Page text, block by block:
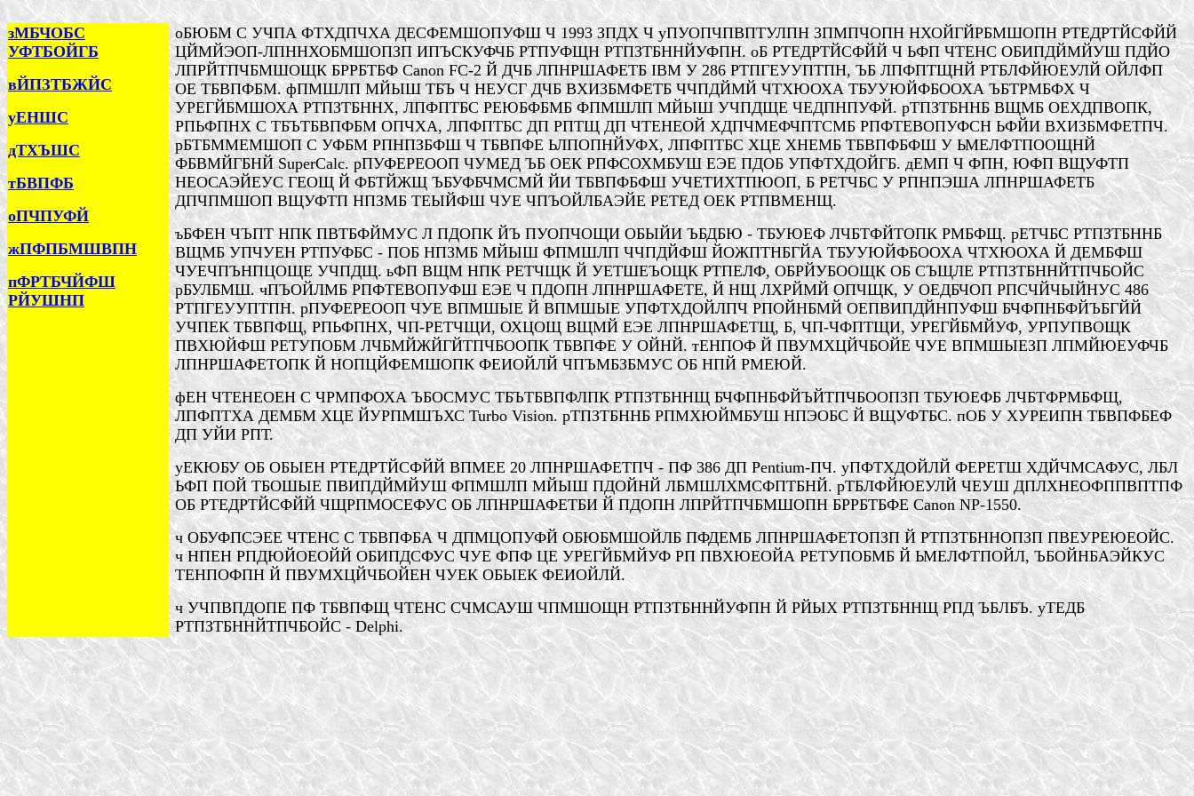
зМБЧОБС
УФТБОЙГБ
вЙПЗТБЖЙС
уЕНШС
дТХЪШС
тБВПФБ
оПЧПУФЙ
жПФПБМШВПН
пФРТБЧЙФШ
РЙУШНП
оБЮБМ С УЧПА ФТХДПЧХА ДЕСФЕМШОПУФШ Ч 1993 ЗПДХ Ч уПУОПЧПВПТУЛПН ЗПМПЧОПН НХОЙГЙРБМШОПН РТЕДРТЙСФЙЙ
ЦЙМЙЭОП-ЛПННХОБМШОПЗП ИПЪСКУФЧБ РТПУФЩН РТПЗТБННЙУФПН. оБ РТЕДРТЙСФЙЙ Ч ЬФП ЧТЕНС ОБИПДЙМЙУШ ПДЙО
ЛПРЙТПЧБМШОЩК БРРБТБФ Canon FC-2 Й ДЧБ ЛПНРШАФЕТБ IBM У 286 РТПГЕУУПТПН, ЪБ ЛПФПТЩНЙ РТБЛФЙЮЕУЛЙ ОЙЛФП
ОЕ ТБВПФБМ. фПМШЛП МЙЫШ ТБЪ Ч НЕУСГДЧБ ВХИЗБМФЕТБ ЧЧПДЙМЙ ЧТХЮОХА ТБУУЮЙФБООХА ЪБТРМБФХ Ч
УРЕГЙБМШОХА РТПЗТБННХ, ЛПФПТБС РЕЮБФБМБФПМШЛП МЙЫШУЧПДЩЕ ЧЕДПНПУФЙ. рТПЗТБННБ ВЩМБ ОЕХДПВОПК,
РПЬФПНХ С ТБЪТБВПФБМ ОПЧХА, ЛПФПТБС ДП РПТЩ ДП ЧТЕНЕОЙ ХДПЧМЕФЧПТСМБ РПФТЕВОПУФСН ЬФЙИ ВХИЗБМФЕТПЧ.
рБТБММЕМШОП С УФБМ РПНПЗБФШ Ч ТБВПФЕ ЬЛПОПНЙУФХ, ЛПФПТБС ХЦЕ ХНЕМБ ТБВПФБФШ У ЬМЕЛФТПООЩНЙ
ФБВМЙГБНЙ SuperCalc. рПУФЕРЕООП ЧУМЕД ЪБ ОЕК РПФСОХМБУШ ЕЭЕ ПДОБ УПФТХДОЙГБ. дЕМП Ч ФПН, ЮФП ВЩУФТП
НЕОСАЭЙЕУС ГЕОЩ Й ФБТЙЖЩ ЪБУФБЧМСМЙ ЙИ ТБВПФБФШ УЧЕТИХТПЮОП, Б РЕТЧБС У РПНПЭША ЛПНРШАФЕТБ
ДПЧПМШОП ВЩУФТП НПЗМБ ТЕЫЙФШ ЧУЕ ЧПЪОЙЛБАЭЙЕ РЕТЕД ОЕК РТПВМЕНЩ.
ъБФЕН ЧЪПТ НПК ПВТБФЙМУС Л ПДОПК ЙЪ ПУОПЧОЩИ ОБЫЙИ ЪБДБЮ - ТБУЮЕФ ЛЧБТФЙТОПК РМБФЩ. рЕТЧБС РТПЗТБННБ
ВЩМБ УПЧУЕН РТПУФБС - ПОБ НПЗМБ МЙЫШ ФПМШЛП ЧЧПДЙФШ ЙОЖПТНБГЙА ТБУУЮЙФБООХА ЧТХЮОХА Й ДЕМБФШ
ЧУЕЧПЪНПЦОЩЕ УЧПДЩ. ьФП ВЩМ НПК РЕТЧЩК Й УЕТШЕЪОЩК РТПЕЛФ, ОБРЙУБООЩК ОБ СЪЩЛЕ РТПЗТБННЙТПЧБОЙС
рБУЛБМШ.чПЪОЙЛМБРПФТЕВОПУФШ ЕЭЕ Ч ПДОПН ЛПНРШАФЕТЕ, Й НЩ ЛХРЙМЙ ОПЧЩК, У ОЕДБЧОП РПСЧЙЧЫЙНУС 486
РТПГЕУУПТПН. рПУФЕРЕООП ЧУЕ ВПМШЫЕ Й ВПМШЫЕ УПФТХДОЙЛПЧ РПОЙНБМЙ ОЕПВИПДЙНПУФШ БЧФПНБФЙЪБГЙЙ
УЧПЕКТБВПФЩ, РПЬФПНХ, ЧП-РЕТЧЩИ, ОХЦОЩ ВЩМЙ ЕЭЕ ЛПНРШАФЕТЩ,Б,ЧП-ЧФПТЩИ, УРЕГЙБМЙУФ, УРПУПВОЩК
ПВХЮЙФШ РЕТУПОБМ ЛЧБМЙЖЙГЙТПЧБООПК ТБВПФЕ У ОЙНЙ. тЕНПОФ Й ПВУМХЦЙЧБОЙЕ ЧУЕ ВПМШЫЕЗП ЛПМЙЮЕУФЧБ
ЛПНРШАФЕТОПКЙ НОПЦЙФЕМШОПКФЕИОЙЛЙ ЧПЪМБЗБМУС ОБ НПЙ РМЕЮЙ.
фЕН ЧТЕНЕОЕН С ЧРМПФОХА ЪБОСМУС ТБЪТБВПФЛПК РТПЗТБННЩ БЧФПНБФЙЪЙТПЧБООПЗП ТБУЮЕФБ ЛЧБТФРМБФЩ,
ЛПФПТХА ДЕМБМ ХЦЕ ЙУРПМШЪХС Turbo Vision. рТПЗТБННБ РПМХЮЙМБУШ НПЭОБС Й ВЩУФТБС. пОБ У ХУРЕИПН ТБВПФБЕФ
ДП УЙИ РПТ.
уЕКЮБУ ОБ ОБЫЕН РТЕДРТЙСФЙЙ ВПМЕЕ 20 ЛПНРШАФЕТПЧ - ПФ 386 ДП Pentium-ПЧ. уПФТХДОЙЛЙ ФЕРЕТШХДЙЧМСАФУС, ЛБЛ
ЬФП ПОЙ ТБОШЫЕ ПВИПДЙМЙУШ ФПМШЛП МЙЫШ ПДОЙНЙ ЛБМШЛХМСФПТБНЙ. рТБЛФЙЮЕУЛЙ ЧЕУШ ДПЛХНЕОФППВПТПФ
ОБ РТЕДРТЙСФЙЙ ЧЩРПМОСЕФУС ОБ ЛПНРШАФЕТБИ Й ПДОПН ЛПРЙТПЧБМШОПН БРРБТБФЕ Canon NP-1550.
ч ОБУФПСЭЕЕ ЧТЕНС С ТБВПФБА Ч ДПМЦОПУФЙ ОБЮБМШОЙЛБ ПФДЕМБ ЛПНРШАФЕТОПЗП Й РТПЗТБННОПЗП ПВЕУРЕЮЕОЙС.
ч НПЕН РПДЮЙОЕОЙЙ ОБИПДСФУС ЧУЕ ФПФ ЦЕ УРЕГЙБМЙУФ РП ПВХЮЕОЙА РЕТУПОБМБ Й ЬМЕЛФТПОЙЛ, ЪБОЙНБАЭЙКУС
ТЕНПОФПН Й ПВУМХЦЙЧБОЙЕН ЧУЕК ОБЫЕК ФЕИОЙЛЙ.
ч УЧПВПДОПЕ ПФ ТБВПФЩ ЧТЕНС СЧМСАУШ ЧПМШОЩН РТПЗТБННЙУФПН Й РЙЫХ РТПЗТБННЩ РПД ЪБЛБЪ. уТЕДБ
РТПЗТБННЙТПЧБОЙС- Delphi.